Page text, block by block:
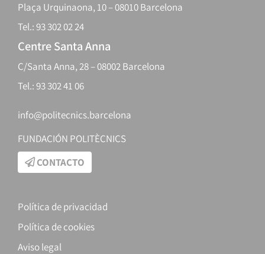
Plaça Urquinaona, 10 – 08010 Barcelona
Tel.: 93 302 02 24
Centre Santa Anna
C/Santa Anna, 28 – 08002 Barcelona
Tel.: 93 302 41 06
info@politecnics.barcelona
FUNDACIÓN POLITÈCNICS
CONTACTO
Política de privacidad
Política de cookies
Aviso legal